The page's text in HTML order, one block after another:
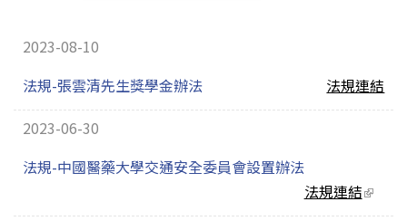
2023-08-10
法規-張雲清先生獎學金辦法
法規連結
2023-06-30
法規-中國醫藥大學交通安全委員會設置辦法
法規連結